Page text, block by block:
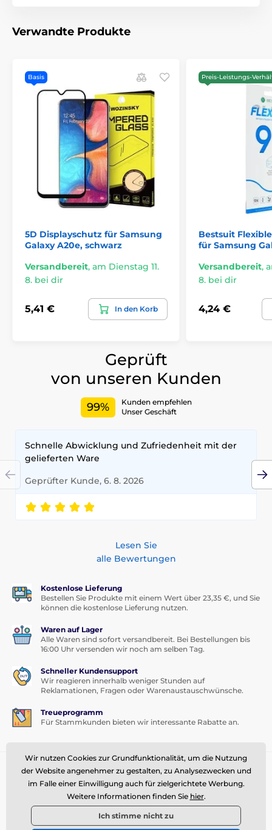
Verwandte Produkte
Basis
5D Displayschutz für Samsung
Galaxy A20e, schwarz
Versandbereit, am Dienstag 11.
8. bei dir
5,41 € In den Korb
Preis-Leistungs-
Bestsuit
für Samsung
Versandbereit,
8. bei dir
4,24 €
Geprüft
von unseren Kunden
99%
Kunden empfehlen
Unser Geschäft
Schnelle Abwicklung und Zufriedenheit mit der
gelieferten Ware
Geprüfter Kunde, 6. 8. 2026
Lesen Sie
alle Bewertungen
Kostenlose Lieferung
Bestellen Sie Produkte mit einem Wert über 23,35 €, und Sie
können die kostenlose Lieferung nutzen.
Waren auf Lager
Alle Waren sind sofort versandbereit. Bei Bestellungen bis
16:00 Uhr versenden wir noch am selben Tag.
Schneller Kundensupport
Wir reagieren innerhalb weniger Stunden auf
Reklamationen, Fragen oder Warenaustauschwünsche.
Treueprogramm
Für Stammkunden bieten wir interessante Rabatte an.
Sie brauchen Rat offline
Kundendienst ist verfügbar
info@momanio.at
Wir nutzen Cookies zur Grundfunktionalität, um die Nutzung
der Website angenehmer zu gestalten, zu Analysezwecken und
im Falle einer Einwilligung auch für zielgerichtete Werbung.
Weitere Informationen finden Sie hier.
Ich stimme nicht zu